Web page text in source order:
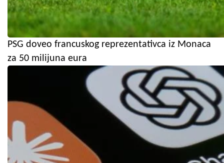
PSG doveo francuskog reprezentativca iz Monaca
za 50 milijuna eura